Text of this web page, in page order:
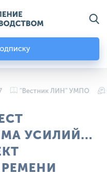
"Вестник ЛИН" УМПО
УСИЛИЙ…